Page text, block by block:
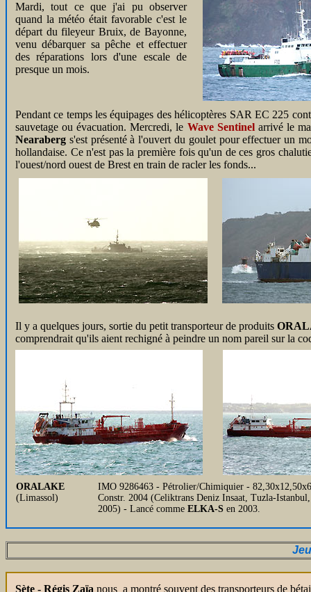
Mardi, tout ce que j'ai pu observer
quand la météo était favorable c'est le
départ du fileyeur Bruix, de Bayonne,
venu débarquer sa pêche et effectuer
des réparations lors d'une escale de
presque un mois.
Pendant ce temps les équipages des hélicoptères SAR EC 225
sauvetage ou évacuation. Mercredi, le Wave Sentinelarrivé le
Nearaberg s'est présenté à l'ouvert du goulet pour effectuer un
hollandaise. Ce n'est pas la première fois qu'un de ces gros
l'ouest/nord ouest de Brest en train de racler les fonds...
Il y a quelques jours, sortie du petit transporteur de produits
comprendrait qu'ils aient rechigné à peindre un nom pareil sur la
ORALAKE
(Limassol)
IMO 9286463 - Pétrolier/Chimiquier -
Constr. 2004 (Celiktrans Deniz Insaat, Tuzla-
2005) - Lancé comme ELKA-S en 2003.
Sète - Régis Zaïa nous a montré souvent des transporteurs de